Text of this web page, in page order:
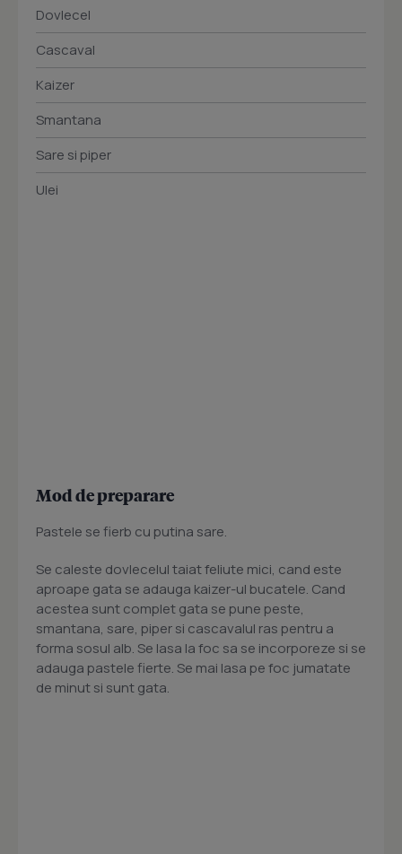
Dovlecel
Cascaval
Kaizer
Smantana
Sare si piper
Ulei
Mod de preparare
Pastele se fierb cu putina sare.
Se caleste dovlecelul taiat feliute mici, cand este
aproape gata se adauga kaizer-ul bucatele. Cand
acestea sunt complet gata se pune peste,
smantana, sare, piper si cascavalul ras pentru a
forma sosul alb. Se lasa la foc sa se incorporeze si se
adauga pastele fierte. Se mai lasa pe foc jumatate
de minut si sunt gata.